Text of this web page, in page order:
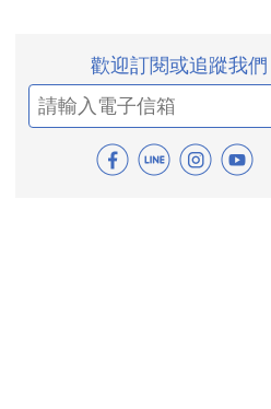
歡迎訂閱或追蹤我們